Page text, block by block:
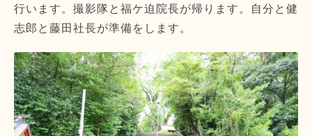
行います。撮影隊と福ケ迫院長が帰ります。自分と健
志郎と藤田社長が準備をします。